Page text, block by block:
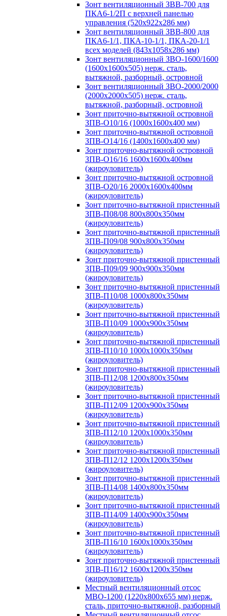
Зонт вентиляционный ЗВВ-700 для
ПКА6-1/2П с верхней панелью
управления (520х922х286 мм)
Зонт вентиляционный ЗВВ-800 для
ПКА6-1/1, ПКА-10-1/1, ПКА-20-1/1
всех моделей (843х1058х286 мм)
Зонт вентиляционный ЗВО-1600/1600
(1600х1600х505) нерж. сталь,
вытяжной, разборный, островной
Зонт вентиляционный ЗВО-2000/2000
(2000х2000х505) нерж. сталь,
вытяжной, разборный, островной
Зонт приточно-вытяжной островной
ЗПВ-О10/16 (1000х1600х400 мм)
Зонт приточно-вытяжной островной
ЗПВ-О14/16 (1400х1600х400 мм)
Зонт приточно-вытяжной островной
ЗПВ-О16/16 1600х1600х400мм
(жироуловитель)
Зонт приточно-вытяжной островной
ЗПВ-О20/16 2000х1600х400мм
(жироуловитель)
Зонт приточно-вытяжной пристенный
ЗПВ-П08/08 800х800х350мм
(жироуловитель)
Зонт приточно-вытяжной пристенный
ЗПВ-П09/08 900х800х350мм
(жироуловитель)
Зонт приточно-вытяжной пристенный
ЗПВ-П09/09 900х900х350мм
(жироуловитель)
Зонт приточно-вытяжной пристенный
ЗПВ-П10/08 1000х800х350мм
(жироуловитель)
Зонт приточно-вытяжной пристенный
ЗПВ-П10/09 1000х900х350мм
(жироуловитель)
Зонт приточно-вытяжной пристенный
ЗПВ-П10/10 1000х1000х350мм
(жироуловитель)
Зонт приточно-вытяжной пристенный
ЗПВ-П12/08 1200х800х350мм
(жироуловитель)
Зонт приточно-вытяжной пристенный
ЗПВ-П12/09 1200х900х350мм
(жироуловитель)
Зонт приточно-вытяжной пристенный
ЗПВ-П12/10 1200х1000х350мм
(жироуловитель)
Зонт приточно-вытяжной пристенный
ЗПВ-П12/12 1200х1200х350мм
(жироуловитель)
Зонт приточно-вытяжной пристенный
ЗПВ-П14/08 1400х800х350мм
(жироуловитель)
Зонт приточно-вытяжной пристенный
ЗПВ-П14/09 1400х900х350мм
(жироуловитель)
Зонт приточно-вытяжной пристенный
ЗПВ-П16/10 1600х1000х350мм
(жироуловитель)
Зонт приточно-вытяжной пристенный
ЗПВ-П16/12 1600х1200х350мм
(жироуловитель)
Местный вентиляционный отсос
МВО-1200 (1220х800х655 мм) нерж.
сталь, приточно-вытяжной, разборный